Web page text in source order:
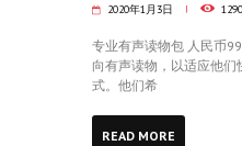
2020年1月3日 1290
专业有声读物包 人民币
向有声读物，以适应他
式。他们希
READ MORE